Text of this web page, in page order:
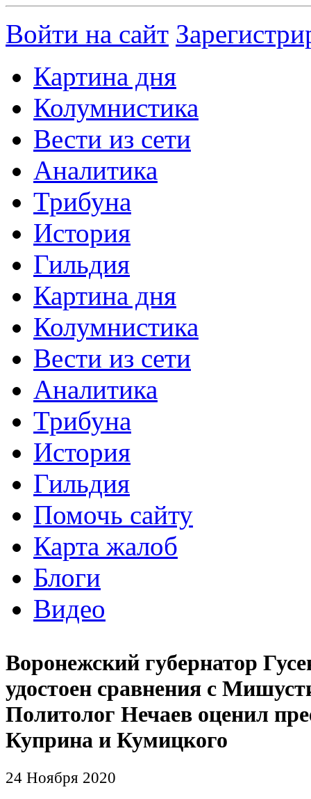
Войти на сайт
Картина дня
Колумнистика
Вести из сети
Аналитика
Трибуна
История
Гильдия
Картина дня
Колумнистика
Вести из сети
Аналитика
Трибуна
История
Гильдия
Помочь сайту
Карта жалоб
Блоги
Видео
Воронежский губернатор
удостоен сравнения с
Политолог Нечаев оценил
Куприна и Кумицкого
24 Ноября 2020